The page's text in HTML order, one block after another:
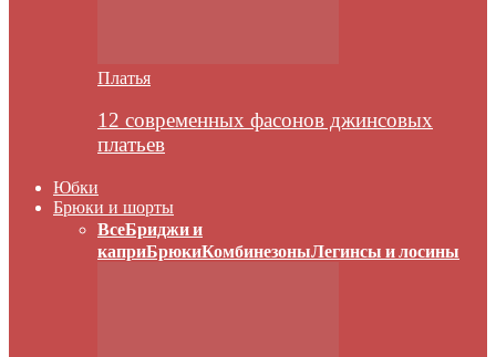
Платья
12 современных фасонов джинсовых
платьев
Юбки
Брюки и шорты
ВсеБриджи и
каприБрюкиКомбинезоныЛегинсы и лосины